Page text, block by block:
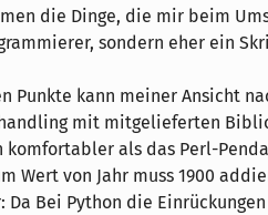
die Dinge, die mir beim
sondern eher ein
Punkte kann meiner Ansicht
mit mitgelieferten
als das Perl-
Wert von Jahr muss 1900
Da Bei Python die